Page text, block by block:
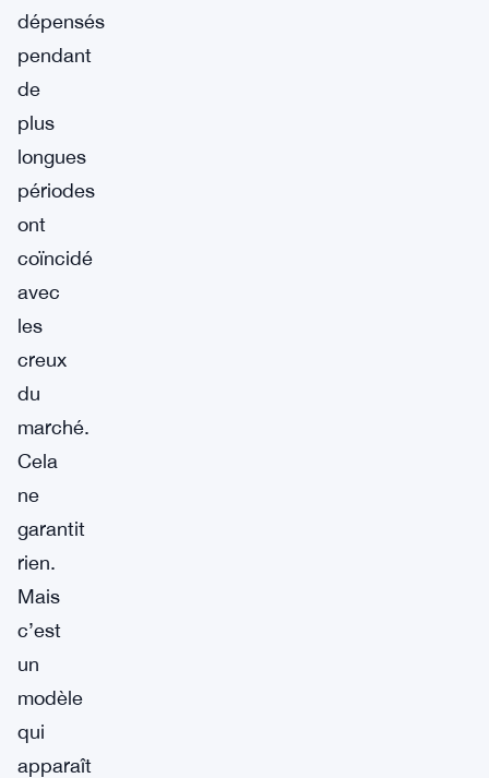
dépensés
pendant
de
plus
longues
périodes
ont
coïncidé
avec
les
creux
du
marché.
Cela
ne
garantit
rien.
Mais
c’est
un
modèle
qui
apparaît